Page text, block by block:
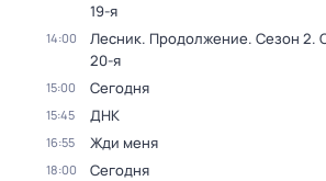
19-я
14:00 Лесник. Продолжение. Сезон 2.
20-я
15:00 Сегодня
15:45 ДНК
16:55 Жди меня
18:00 Сегодня